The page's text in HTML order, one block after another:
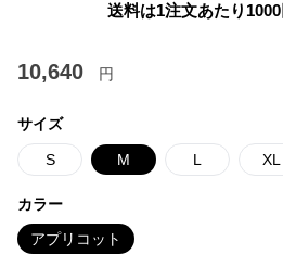
送料は1注文あたり 1000
10,640 円
サイズ
S M L XL
カラー
アプリコット